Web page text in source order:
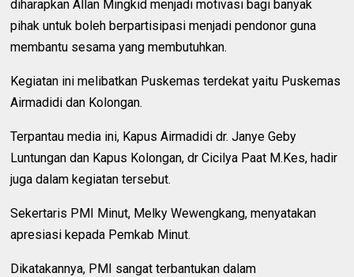
diharapkan Allan Mingkid menjadi motivasi bagi banyak
pihak untuk boleh berpartisipasi menjadi pendonor guna
membantu sesama yang membutuhkan.
Kegiatan ini melibatkan Puskemas terdekat yaitu Puskemas
Airmadidi dan Kolongan.
Terpantau media ini, Kapus Airmadidi dr. Janye Geby
Luntungan dan Kapus Kolongan, dr Cicilya Paat M.Kes, hadir
juga dalam kegiatan tersebut.
Sekertaris PMI Minut, Melky Wewengkang, menyatakan
apresiasi kepada Pemkab Minut.
Dikatakannya, PMI sangat terbantukan dalam